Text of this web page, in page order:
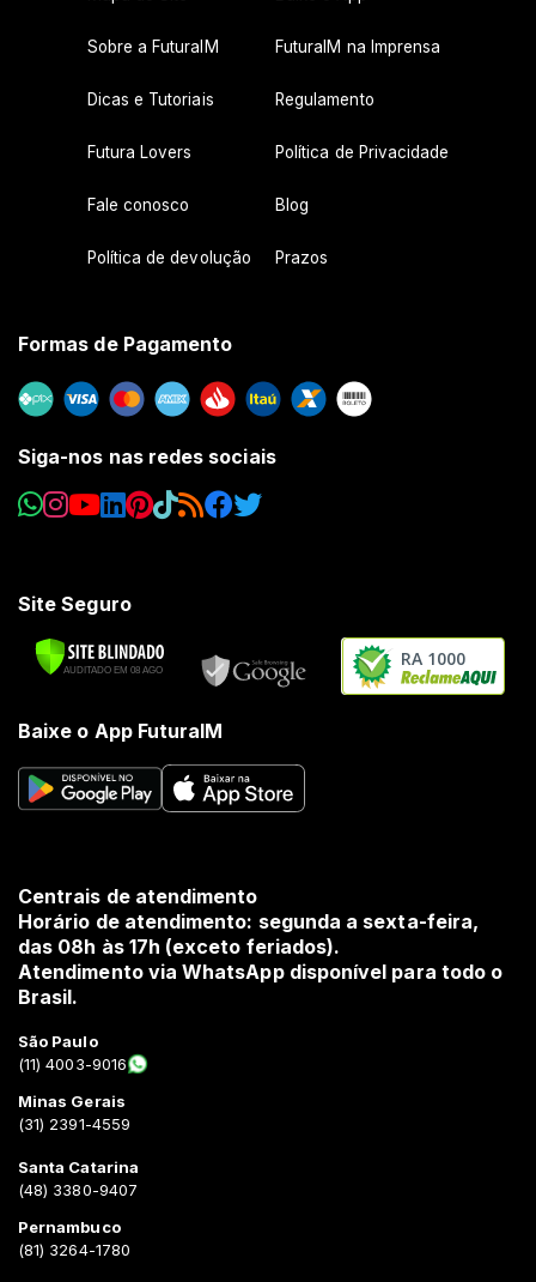
Sobre a FuturaIM FuturaIM na Imprensa
Dicas e Tutoriais Regulamento
Futura Lovers Política de Privacidade
Fale conosco Blog
Política de devolução Prazos
Formas de Pagamento
Siga-nos nas redes sociais
Site Seguro
RA 1000
Baixe o App FuturaIM
Centrais de atendimento
Horário de atendimento: segunda a sexta-feira,
das 08h às 17h (exceto feriados).
Atendimento via WhatsApp disponível para todo o
Brasil.
São Paulo
(11) 4003-9016
Minas Gerais
(31) 2391-4559
Santa Catarina
(48) 3380-9407
Pernambuco
(81) 3264-1780